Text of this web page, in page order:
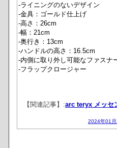
-ライニングのないデザイン
-金具：ゴールド仕上げ
-高さ：26cm
-幅：21cm
-奥行き：13cm
-ハンドルの高さ：16.5cm
-内側に取り外し可能なファスナ
-フラップクロージャー
【関連記事】:arc teryx メッセ
2024年01